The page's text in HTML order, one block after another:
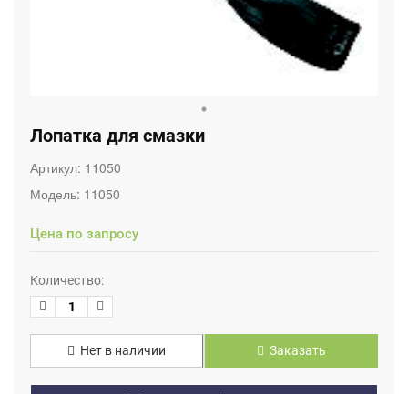
Лопатка для смазки
Артикул: 11050
Модель: 11050
Цена по запросу
Количество:
Нет в наличии Заказать